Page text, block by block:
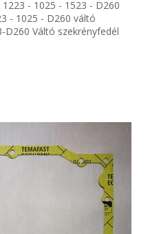
Termékek
Egyedi gyártás
Hírek
1223 - 1025 - 1523 - D260
- 1025 - D260 váltó
D260 Váltó szekrényfedél